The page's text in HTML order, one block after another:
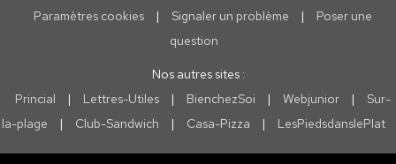
Paramètres cookies
| Signaler un problème |
Poser une
question
Nos autres sites :
Princial
| Lettres-Utiles | BienchezSoi | Webjunior |
Sur-
la-plage
| Club-Sandwich | Casa-Pizza | LesPiedsdanslePlat